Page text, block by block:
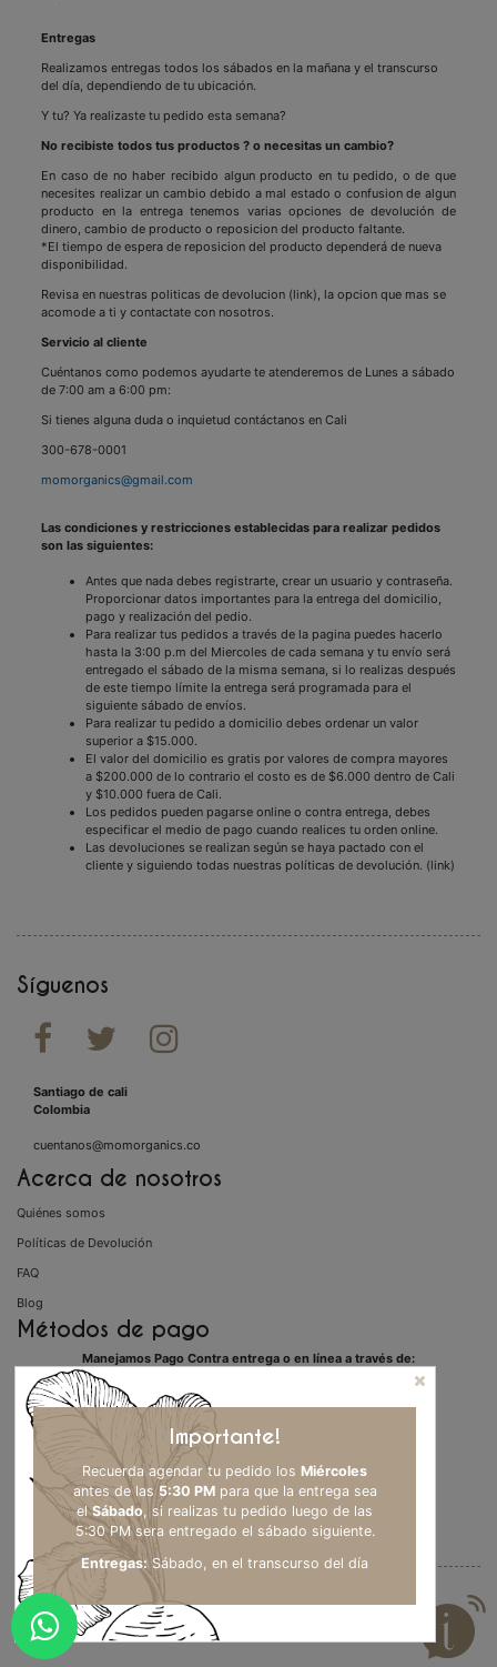
Entregas
Realizamos entregas todos los sábados en la mañana y el transcurso
del día, dependiendo de tu ubicación.
Y tu? Ya realizaste tu pedido esta semana?
No recibiste todos tus productos ? o necesitas un cambio?
En caso de no haber recibido algun producto en tu pedido, o de que
necesites realizar un cambio debido a mal estado o confusion de algun
producto en la entrega tenemos varias opciones de devolución de
dinero, cambio de producto o reposicion del producto faltante.
*El tiempo de espera de reposicion del producto dependerá de nueva
disponibilidad.
Revisa en nuestras politicas de devolucion (link), la opcion que mas se
acomode a ti y contactate con nosotros.
Servicio al cliente
Cuéntanos como podemos ayudarte te atenderemos de Lunes a sábado
de 7:00 am a 6:00 pm:
Si tienes alguna duda o inquietud contáctanos en Cali
300-678-0001
momorganics@gmail.com
Las condiciones y restricciones establecidas para realizar pedidos
son las siguientes:
Antes que nada debes registrarte, crear un usuario y contraseña.
Proporcionar datos importantes para la entrega del domicilio,
pago y realización del pedio.
Para realizar tus pedidos a través de la pagina puedes hacerlo
hasta la 3:00 p.m del Miercoles de cada semana y tu envío será
entregado el sábado de la misma semana, si lo realizas después
de este tiempo límite la entrega será programada para el
siguiente sábado de envíos.
Para realizar tu pedido a domicilio debes ordenar un valor
superior a $15.000.
El valor del domicilio es gratis por valores de compra mayores
a $200.000 de lo contrario el costo es de $6.000 dentro de Cali
y $10.000 fuera de Cali.
Los pedidos pueden pagarse online o contra entrega, debes
especificar el medio de pago cuando realices tu orden online.
Las devoluciones se realizan según se haya pactado con el
cliente y siguiendo todas nuestras políticas de devolución. (link)
Importante!
Recuerda agendar tu pedido los Miércoles
antes de las 5:30 PMpara que la entrega sea
elSábado, si realizas tu pedido luego de las
5:30 PM sera entregado el sábado siguiente.
Entregas: Sábado, en el transcurso del día
Síguenos
  
Santiago de cali
Colombia
cuentanos@momorganics.co
Acerca de nosotros
Quiénes somos
Políticas de Devolución
FAQ
Blog
Métodos de pago
Manejamos Pago Contra entrega o en línea a través de:
© 2021 MOM. Todos los derechos reservados.